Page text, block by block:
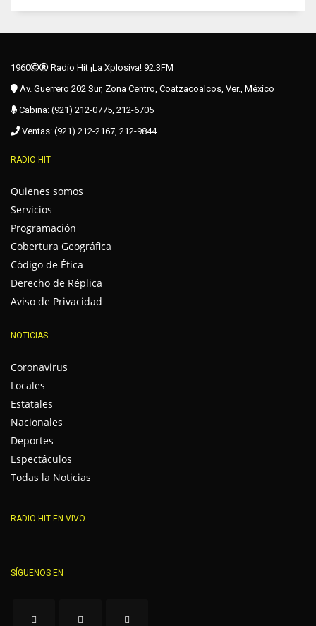
1960
Radio Hit ¡La Xplosiva! 92.3FM
Av. Guerrero 202 Sur, Zona Centro, Coatzacoalcos, Ver., México
Cabina: (921) 212-0775, 212-6705
Ventas: (921) 212-2167, 212-9844
RADIO HIT
Quienes somos
Servicios
Programación
Cobertura Geográfica
Código de Ética
Derecho de Réplica
Aviso de Privacidad
NOTICIAS
Coronavirus
Locales
Estatales
Nacionales
Deportes
Espectáculos
Todas la Noticias
RADIO HIT EN VIVO
SÍGUENOS EN